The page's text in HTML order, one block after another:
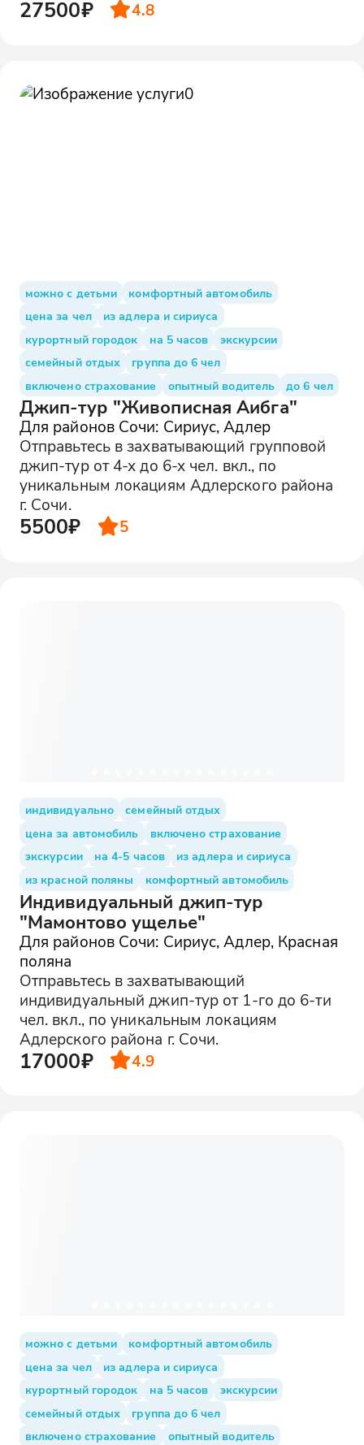
27500₽ 4.8
можно с детьми
комфортный автомобиль
цена за чел
из адлера и сириуса
курортный городок
на 5 часов
экскурсии
семейный отдых
группа до 6 чел
включено страхование
опытный водитель до 6 чел
Джип-тур "Живописная Аибга"
Для районов Сочи: Сириус, Адлер
Отправьтесь в захватывающий групповой
джип-тур от 4-х до 6-х чел. вкл., по
уникальным локациям Адлерского района
г. Сочи.
5500₽ 5
индивидуально
семейный отдых
цена за автомобиль
включено страхование
экскурсии
на 4-5 часов
из адлера и сириуса
из красной поляны
комфортный автомобиль
Индивидуальный джип-тур
"Мамонтово ущелье"
Для районов Сочи: Сириус, Адлер, Красная
поляна
Отправьтесь в захватывающий
индивидуальный джип-тур от 1-го до 6-ти
чел. вкл., по уникальным локациям
Адлерского района г. Сочи.
17000₽ 4.9
можно с детьми
комфортный автомобиль
цена за чел
из адлера и сириуса
курортный городок
на 5 часов
экскурсии
семейный отдых
группа до 6 чел
включено страхование
опытный водитель